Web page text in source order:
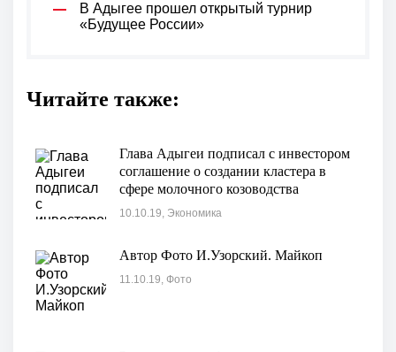
В Адыгее прошел открытый турнир
«Будущее России»
Читайте также:
Глава Адыгеи подписал с инвестором
соглашение о создании кластера в
сфере молочного козоводства
10.10.19, Экономика
Автор Фото И.Узорский. Майкоп
11.10.19, Фото